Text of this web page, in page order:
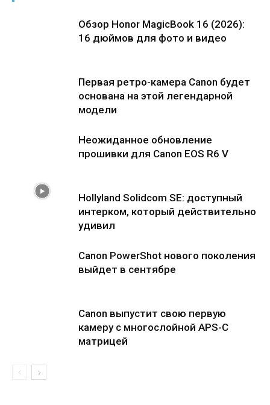
Обзор Honor MagicBook 16 (2026):
16 дюймов для фото и видео
Первая ретро-камера Canon будет
основана на этой легендарной
модели
Неожиданное обновление
прошивки для Canon EOS R6 V
Hollyland Solidcom SE: доступный
интерком, который действительно
удивил
Canon PowerShot нового поколения
выйдет в сентябре
Canon выпустит свою первую
камеру с многослойной APS-C
матрицей